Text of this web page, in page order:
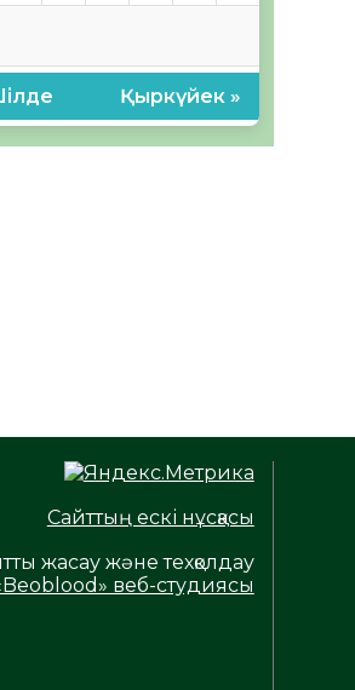
Қыркүйек »
Сайттың ескі нұсқасы
жасау және техқолдау
веб-студиясы